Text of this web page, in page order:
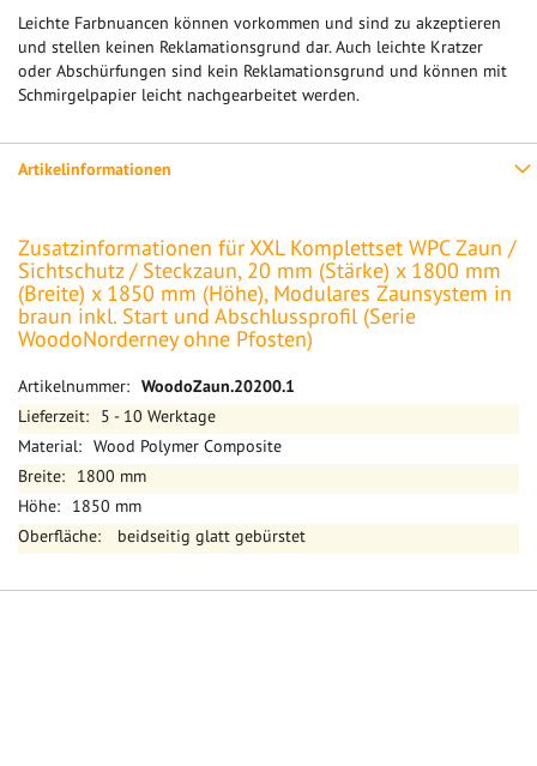
Leichte Farbnuancen können vorkommen und sind zu akzeptieren
und stellen keinen Reklamationsgrund dar. Auch leichte Kratzer
oder Abschürfungen sind kein Reklamationsgrund und können mit
Schmirgelpapier leicht nachgearbeitet werden.
Artikelinformationen
Zusatzinformationen für XXL Komplettset WPC Zaun /
Sichtschutz / Steckzaun, 20 mm (Stärke) x 1800 mm
(Breite) x 1850 mm (Höhe), Modulares Zaunsystem in
braun inkl. Start und Abschlussprofil (Serie
WoodoNorderney ohne Pfosten)
Mehr
Informationen
WoodoZaun.20200.1
5 - 10 Werktage
Wood Polymer Composite
1800 mm
1850 mm
beidseitig glatt gebürstet